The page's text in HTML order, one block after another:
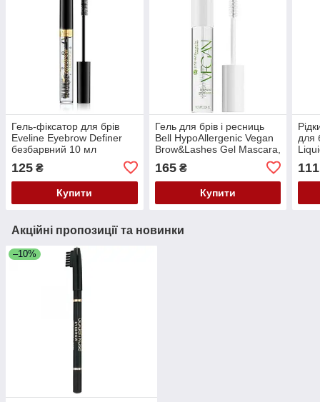
Гель-фіксатор для брів
Eveline Eyebrow Definer
безбарвний 10 мл
125 ₴
Купити
Гель для брів і ресниць
Bell HypoAllergenic Vegan
Brow&Lashes Gel Mascara,
165₴
Купити
для
111
Акційні пропозиції та новинки
–10%